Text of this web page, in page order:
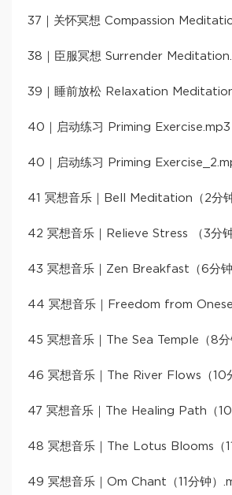
37｜关怀冥想 Compassion
38｜臣服冥想 Surrender
39｜睡前放松 Relaxation
40｜启动练习 Priming Exercise.mp3
40｜启动练习 Priming
41 冥想音乐｜Bell Meditation（2分
42 冥想音乐｜Relieve Stress （3分
43 冥想音乐｜Zen Breakfast（6分
44 冥想音乐｜Freedom from
45 冥想音乐｜The Sea Temple（8分
46 冥想音乐｜The River Flows（10
47 冥想音乐｜The Healing Path（
48 冥想音乐｜The Lotus Blooms（
49 冥想音乐｜Om Chant（11分钟）